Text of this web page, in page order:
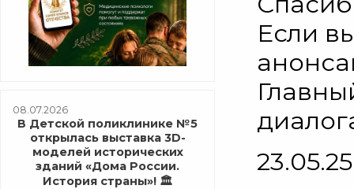
08.07.2026
В Детской поликлинике №5
открылась выставка 3D-
моделей исторических
зданий «Дома России.
История страны»! 🏛️
Если
23.05.25